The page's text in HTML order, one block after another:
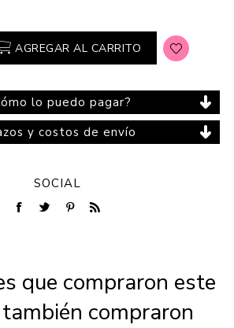
AGREGAR AL CARRITO
lo puedo pagar?
y costos de envío
SOCIAL
que compraron este
compraron